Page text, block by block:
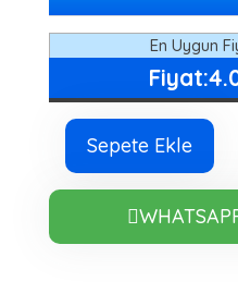
En Uygun
Sepete Ekle